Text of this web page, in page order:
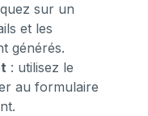
sur un
et les
générés.
: utilisez le
au formulaire